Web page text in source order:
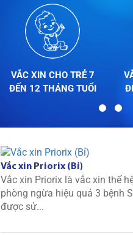
VẮC XIN CHO TRẺ 7
ĐẾN 12 THÁNG TUỔI
Vắc xin Priorix (Bỉ)
Vắc xin Priorix là vắc xin thế
phòng ngừa hiệu quả 3 bệnh
được sử...